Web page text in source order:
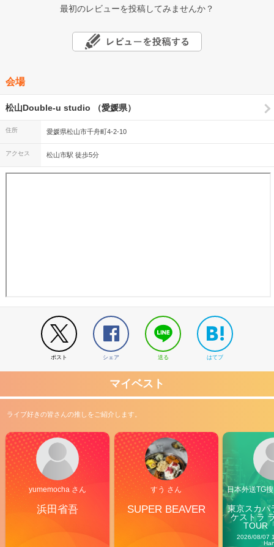
最初のレビューを投稿してみませんか？
会場
松山Double-u studio （愛媛県）
住所 愛媛県松山市千舟町4-2-10
アクセス 松山市駅 徒歩5分
ポスト シェア 送る はてブ
マイベスト
ライブ好きの皆さんの推しをご紹介します。
yumemocha さん
浜田省吾
すう さん
SUPER BEAVER
日本外送TG
東京スカパ
ケストラ
TOUR
2026/08/07